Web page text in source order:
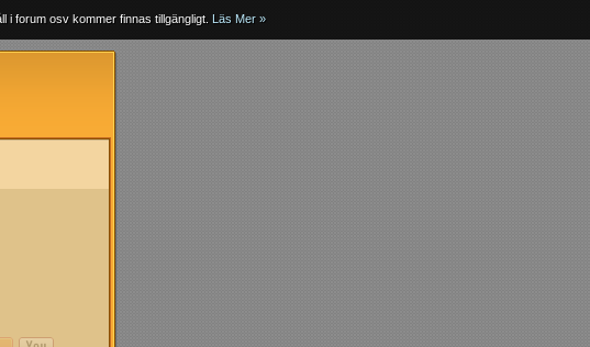
i forum osv kommer finnas tillgängligt. Läs Mer »